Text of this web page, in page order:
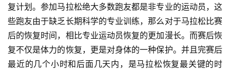
复计划。参加马拉松绝大多数跑友都是非专业的运动员，这
些跑友由于缺乏长期科学的专业训练，那么对于马拉松比赛
后的恢复时间，相比专业运动员恢复的更加漫长。而赛后恢
复不仅是体力的恢复，更是对身体的一种保护。并且完赛后
最近的几个小时和后面几天内，是马拉松恢复最关键的时